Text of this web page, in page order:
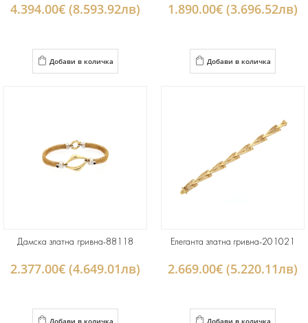
4.394.00€ (8.593.92лв)
Добави в количка
1.890.00€ (3.696.52лв)
Добави в количка
Дамска златна гривна-88118
2.377.00€ (4.649.01лв)
Добави в количка
Елеганта златна гривна-201021
2.669.00€ (5.220.11лв)
Добави в количка